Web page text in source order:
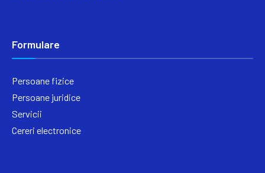
Formulare
Persoane fizice
Persoane juridice
Servicii
Cereri electronice